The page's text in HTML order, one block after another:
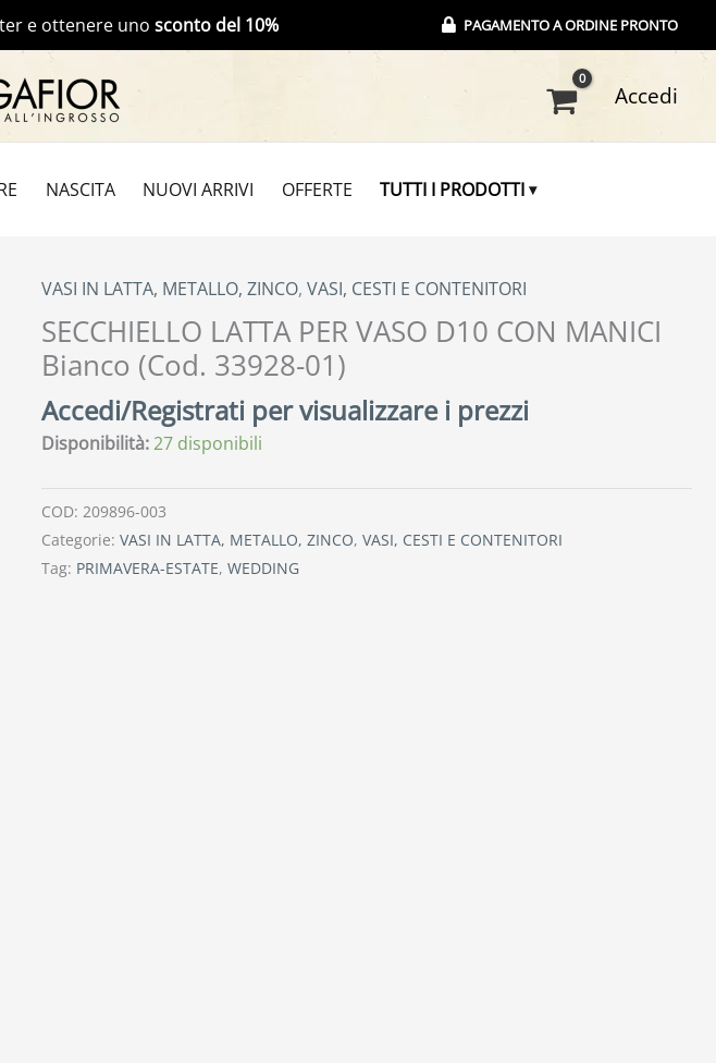
e ottenere uno sconto del 10% PAGAMENTO A ORDINE PRONTO
Accedi
NASCITA NUOVI ARRIVI OFFERTE TUTTI I PRODOTTI
VASI IN LATTA, METALLO, ZINCO, VASI, CESTI E CONTENITORI
SECCHIELLO LATTA PER VASO D10 CON MANICI
Bianco (Cod. 33928-01)
Accedi/Registrati per visualizzare i prezzi
Disponibilità:27 disponibili
COD: 209896-003
Categorie: VASI IN LATTA, METALLO, ZINCO, VASI, CESTI E CONTENITORI
Tag: PRIMAVERA-ESTATE, WEDDING